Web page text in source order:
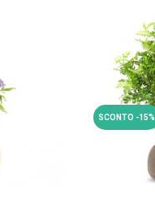
SCONTO -15%